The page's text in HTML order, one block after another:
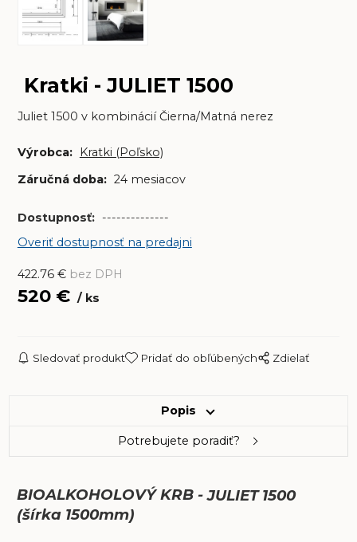
Kratki - JULIET 1500
Juliet 1500 v kombinácií Čierna/Matná nerez
Výrobca: Kratki (Poľsko)
Záručná doba: 24 mesiacov
Dostupnosť: --------------
Overiť dostupnosť na predajni
422.76€ bez DPH
520€ ks
Sledovať produkt Pridať do obľúbených Zdielať
Popis
Potrebujete poradiť?
BIOALKOHOLOVÝ KRB -JULIET 1500
(šírka 1500mm)